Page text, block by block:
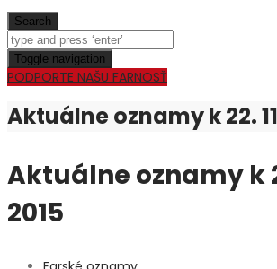
Search
Toggle navigation
PODPORTE NAŠU FARNOSŤ
Aktuálne oznamy k 22.
Aktuálne oznamy k
2015